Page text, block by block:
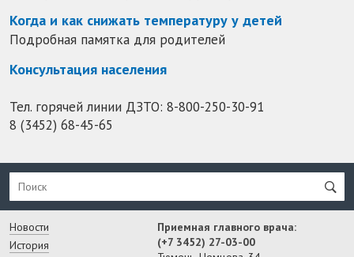
Когда и как снижать температуру у детей
Подробная памятка для родителей
Консультация населения
Тел. горячей линии ДЗТО: 8-800-250-30-91
8 (3452) 68-45-65
Новости
История
Приемная главного врача:
(+7 3452) 27-03-00